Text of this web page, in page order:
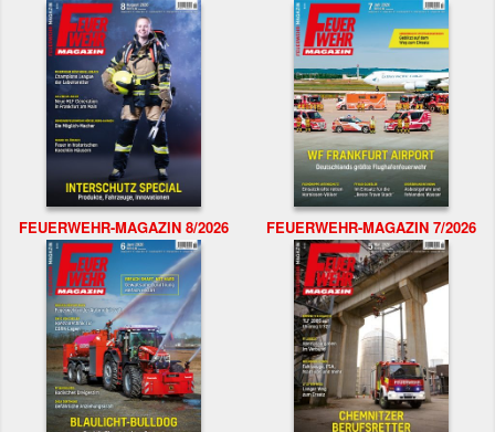
FEUERWEHR-MAGAZIN 8/2026 FEUERWEHR-MAGAZIN 7/2026